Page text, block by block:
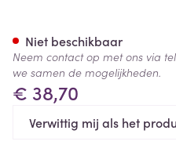
€ 38,70
Verwittig mij als het
Niet beschikbaar
Neem contact op met ons via
we samen de mogelijkheden.